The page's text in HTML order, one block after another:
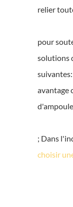
relier
pour
solutions
avantage
; Dans
choisir